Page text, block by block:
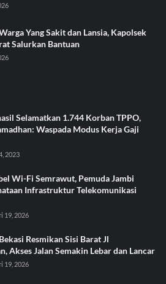
Yang Sakit dan Lansia, Kapolsek
Salurkan Bantuan
Selamatkan 1.744 Korban TPPO,
Waspada Modus Kerja Gaji
2023
Wi-Fi Semrawut, Pemuda Jambi
Infrastruktur Telekomunikasi
19, 2026
Resmikan Sisi Barat Jl
Akses Jalan Semakin Lebar dan Lancar
19, 2026